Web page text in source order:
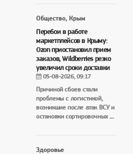
Общество, Крым
Перебои в работе
маркетплейсов в Крыму:
Ozon приостановил прием
заказов, Wildberries резко
увеличил сроки доставки
05-08-2026, 09:17
Причиной сбоев стали
проблемы с логистикой,
возникшие после атак ВСУ и
остановки сортировочных...
Здоровье